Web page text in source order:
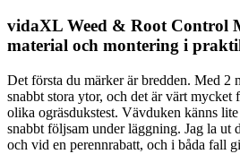
vidaXL Weed & Root Control
material och montering i
Det första du märker är bredden. Med 2
snabbt stora ytor, och det är värt
olika ogräsdukstest. Vävduken känns
snabbt följsam under läggning. Jag la ut
och vid en perennrabatt, och i båda fall